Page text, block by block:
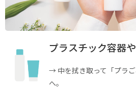
プラスチック容器
→ 中を拭き取って「プラご
へ。